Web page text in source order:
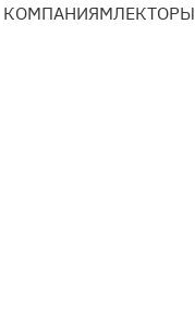
КОМПАНИЯМЛЕКТОРЫ